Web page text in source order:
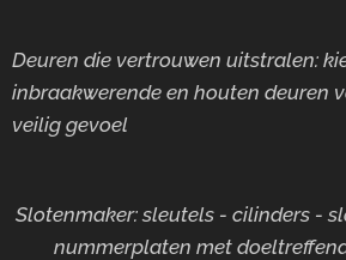
Deuren die vertrouwen uitstralen:
inbraakwerende en houten deuren
veilig gevoel
Slotenmaker: sleutels - cilinders -
nummerplaten met